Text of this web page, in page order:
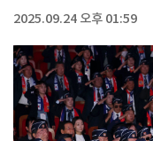
2025.09.24 오후 01:59